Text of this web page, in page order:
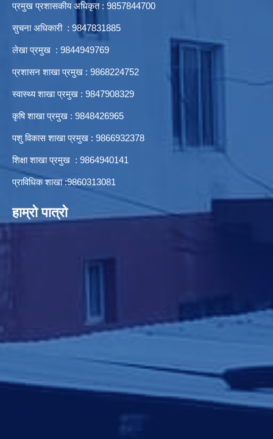
प्रमुख प्रशासकीय अधिकृत : 9857844700
सुचना अधिकारी : 9847831885
लेखा प्रमुख : 9844949769
प्रशासन शाखा प्रमुख : 9868224752
स्वास्थ्य शाखा प्रमुख : 9847908329
कृषि शाखा प्रमुख : 9848426965
पशु विकास शाखा प्रमुख : 9866932378
शिक्षा शाखा प्रमुख : 9864940141
प्राविधिक शाखा :9860313081
हाम्रो पात्रो